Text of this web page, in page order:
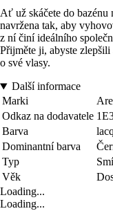
Ať už skáčete do bazénu
navržena tak, aby
z ní činí ideálního
Přijměte ji, abyste
o své vlasy.
Další informace
Marki
Odkaz na dodavatele
Barva
Dominantní barva
Typ
Věk
Loading...
Loading...